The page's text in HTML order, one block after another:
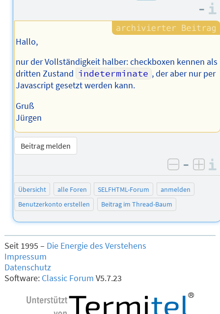
Autors
–
Hallo,
nur der Vollständigkeit halber: checkboxen kennen als
dritten Zustand indeterminate , der aber nur per
Javascript gesetzt werden kann.
Gruß
Jürgen
Beitrag melden
negativ
–
Übersicht alle Foren SELFHTML-Forum
anmelden
Benutzerkonto erstellen
Beitrag im Thread-Baum
Seit 1995 – Die Energie des Verstehens
Impressum
Datenschutz
Software: Classic Forum V5.7.23